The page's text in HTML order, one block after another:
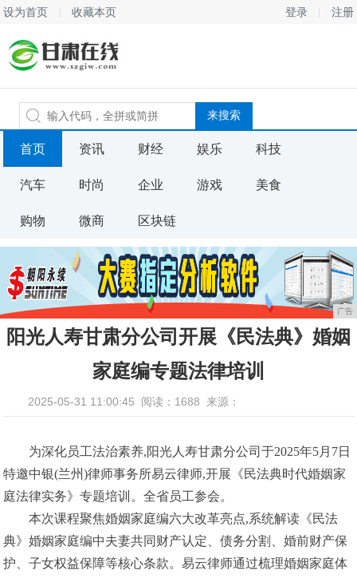
设为首页 收藏本页 登录 注册
首页 资讯 财经 娱乐 科技
汽车 时尚 企业 游戏 美食
购物 微商 区块链
广告
阳光人寿甘肃分公司开展《民法典》婚姻
家庭编专题法律培训
2025-05-31 11:00:45 阅读：1688 来源：
为深化员工法治素养,阳光人寿甘肃分公司于2025年5月7日
特邀中银(兰州)律师事务所易云律师,开展《民法典时代婚姻家
庭法律实务》专题培训。全省员工参会。
本次课程聚焦婚姻家庭编六大改革亮点,系统解读《民法
典》婚姻家庭编中夫妻共同财产认定、债务分割、婚前财产保
护、子女权益保障等核心条款。易云律师通过梳理婚姻家庭体